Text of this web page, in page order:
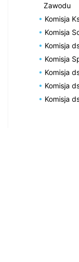
Zawodu
Komisja
Komisja
Komisja
Komisja
Komisja
Komisja
Komisja